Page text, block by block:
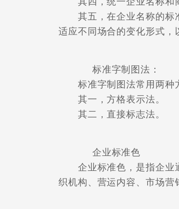
其五，在企业名称的标准
适应不同场合的变化形式，
标准字制图法：
标准字制图法常用两种
其一，方格表示法。
其二，直接标志法。
企业标准色
企业标准色，是指企业通
织机构、营运内容、市场营